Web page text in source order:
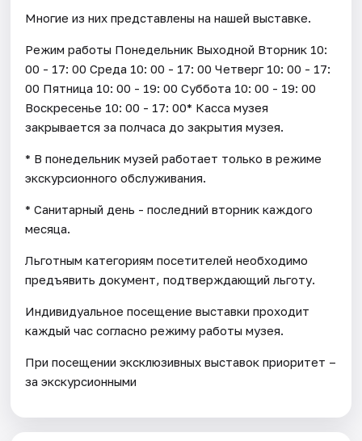
Многие из них представлены на нашей выставке.
Режим работы Понедельник Выходной Вторник 10:
00 - 17: 00 Среда 10: 00 - 17: 00 Четверг 10: 00 - 17:
00 Пятница 10: 00 - 19: 00 Суббота 10: 00 - 19: 00
Воскресенье 10: 00 - 17: 00* Касса музея
закрывается за полчаса до закрытия музея.
* В понедельник музей работает только в режиме
экскурсионного обслуживания.
* Санитарный день - последний вторник каждого
месяца.
Льготным категориям посетителей необходимо
предъявить документ, подтверждающий льготу.
Индивидуальное посещение выставки проходит
каждый час согласно режиму работы музея.
При посещении эксклюзивных выставок приоритет –
за экскурсионными